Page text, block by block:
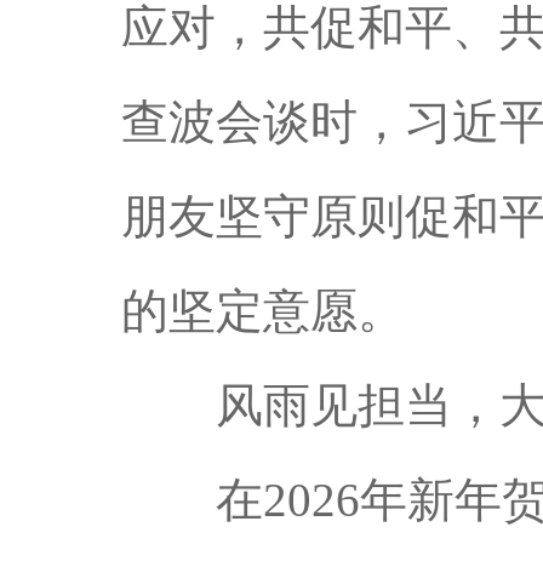
应对，共促和平、
查波会谈时，习近
朋友坚守原则促和
的坚定意愿。
风雨见担当，大
在2026年新年贺